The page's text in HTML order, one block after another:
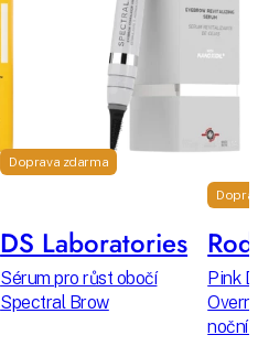
Doprava zdarma
DS Laboratories
Sérum pro růst obočí
Spectral Brow
Pink
noční